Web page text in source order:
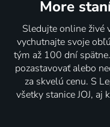
More
Sledujte online živé
vychutnajte svoje
tým až 100 dní
pozastavovať alebo
za skvelú cenu. S
všetky stanice JOJ,